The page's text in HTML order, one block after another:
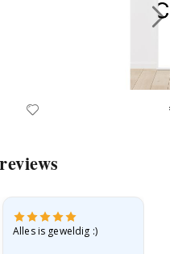
Alles is geweldig :)